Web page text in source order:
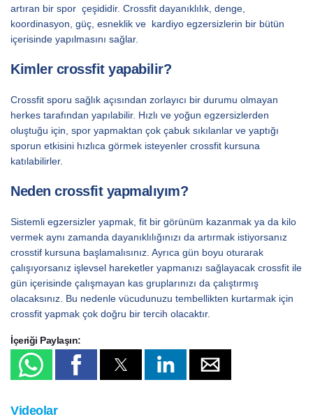
artıran bir spor çeşididir. Crossfit dayanıklılık, denge,
koordinasyon, güç, esneklik ve kardiyo egzersizlerin bir bütün
içerisinde yapılmasını sağlar.
Kimler crossfit yapabilir?
Crossfit sporu sağlık açısından zorlayıcı bir durumu olmayan
herkes tarafından yapılabilir. Hızlı ve yoğun egzersizlerden
oluştuğu için, spor yapmaktan çok çabuk sıkılanlar ve yaptığı
sporun etkisini hızlıca görmek isteyenler crossfit kursuna
katılabilirler.
Neden crossfit yapmalıyım?
Sistemli egzersizler yapmak, fit bir görünüm kazanmak ya da kilo
vermek aynı zamanda dayanıklılığınızı da artırmak istiyorsanız
crosstif kursuna başlamalısınız. Ayrıca gün boyu oturarak
çalışıyorsanız işlevsel hareketler yapmanızı sağlayacak crossfit ile
gün içerisinde çalışmayan kas gruplarınızı da çalıştırmış
olacaksınız. Bu nedenle vücudunuzu tembellikten kurtarmak için
crossfit yapmak çok doğru bir tercih olacaktır.
İçeriği Paylaşın:
Videolar